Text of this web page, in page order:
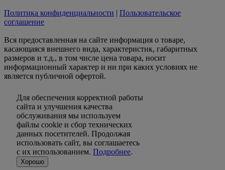
Политика конфиденциальности | Пользовательское
соглашение
Вся предоставленная на сайте информация о товаре,
касающаяся внешнего вида, характеристик, габаритных
размеров и т.д., в том числе цена товара, носит
информационный характер и ни при каких условиях не
является публичной офертой.
Для обеспечения корректной работы
сайта и улучшения качества
обслуживания мы используем
файлы cookie и сбор технических
данных посетителей. Продолжая
использовать сайт, вы соглашаетесь
с их использованием. Подробнее.
Хорошо